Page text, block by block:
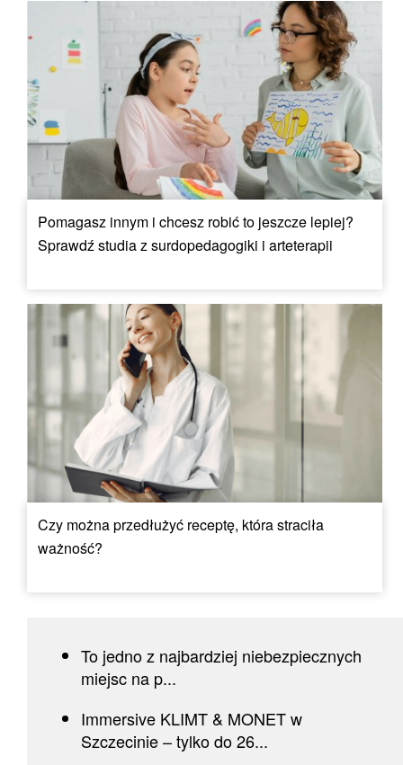
Pomagasz innym i chcesz robić to jeszcze lepiej?
Sprawdź studia z surdopedagogiki i arteterapii
Czy można przedłużyć receptę, która straciła
ważność?
To jedno z najbardziej niebezpiecznych
miejsc na p...
Immersive KLIMT & MONET w
Szczecinie – tylko do 26...